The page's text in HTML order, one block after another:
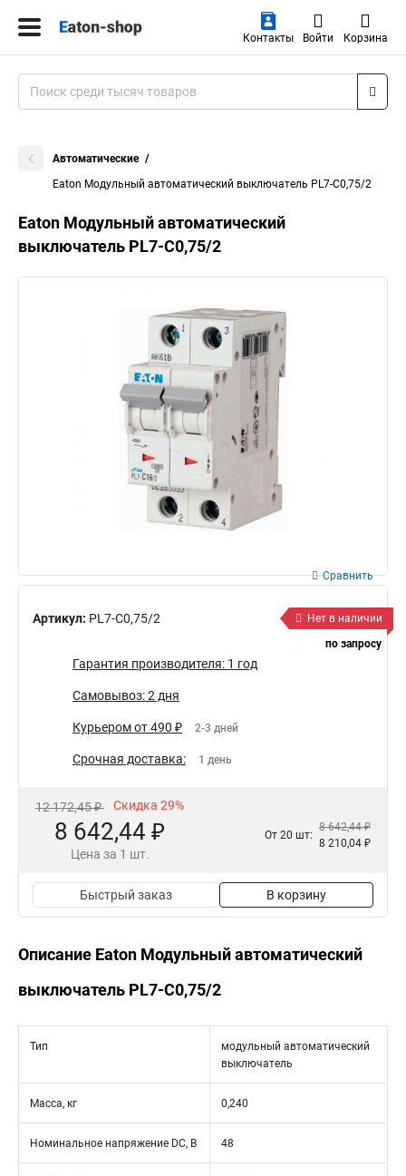
Контакты Войти Корзина
Автоматические
Eaton Модульный автоматический выключатель PL7-C0,75/2
Eaton Модульный автоматический
выключатель PL7-C0,75/2
Артикул: PL7-C0,75/2
Сравнить
Нет в наличии
по запросу
Гарантия производителя: 1 год
Самовывоз: 2 дня
Курьером от 490 ₽ 2-3 дней
Срочная доставка: 1 день
12 172,45 ₽ Скидка 29%
8 642,44 ₽
Цена за 1 шт.
От 20 шт:
8 642,44 ₽
8 210,04 ₽
Быстрый заказ В корзину
Описание Eaton Модульный автоматический
выключатель PL7-C0,75/2
Тип
модульный автоматический
выключатель
Масса, кг 0,240
Номинальное напряжение DC, В 48